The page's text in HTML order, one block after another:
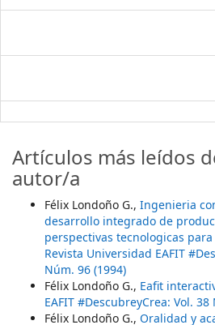
Artículos más leídos
autor/a
Félix Londoño G., Ingenieria
desarrollo integrado de
perspectivas tecnologicas
Revista Universidad EAFIT
Núm. 96 (1994)
Félix Londoño G., Eafit
EAFIT #DescubreyCrea: Vol.
Félix Londoño G., Oralidad y